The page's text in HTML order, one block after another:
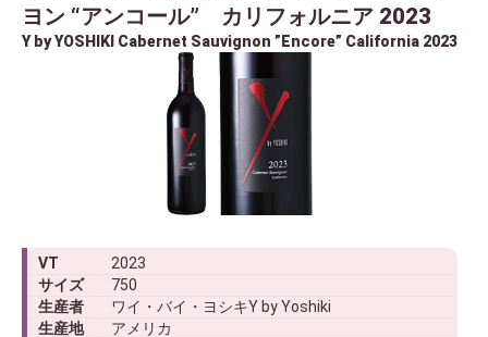
ヨン “アンコール” カリフォルニア 2023
Y by YOSHIKI Cabernet Sauvignon ”Encore” California 2023
VT
2023
サイズ
750
生産者
ワイ・バイ・ヨシキY by Yoshiki
生産地
アメリカ